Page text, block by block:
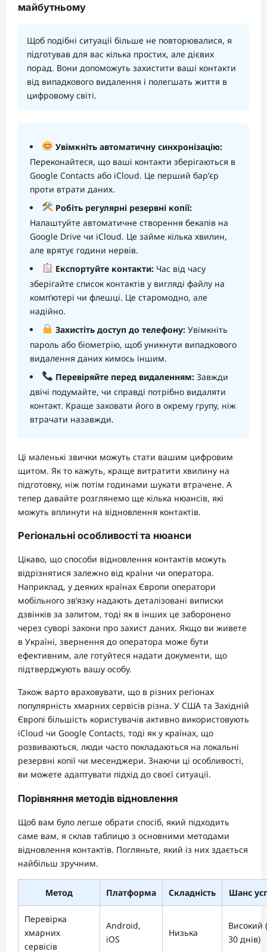
майбутньому
Щоб подібні ситуації більше не повторювалися, я
підготував для вас кілька простих, але дієвих
порад. Вони допоможуть захистити ваші контакти
від випадкового видалення і полегшать життя в
цифровому світі.
Увімкніть автоматичну синхронізацію:
Переконайтеся, що ваші контакти зберігаються в
Google Contacts або iCloud. Це перший бар’єр
проти втрати даних.
Робіть регулярні резервні копії:
Налаштуйте автоматичне створення бекапів на
Google Drive чи iCloud. Це займе кілька хвилин,
але врятує години нервів.
Експортуйте контакти: Час від часу
зберігайте список контактів у вигляді файлу на
комп’ютері чи флешці. Це старомодно, але
надійно.
Захистіть доступ до телефону: Увімкніть
пароль або біометрію, щоб уникнути випадкового
видалення даних кимось іншим.
Перевіряйте перед видаленням: Завжди
двічі подумайте, чи справді потрібно видаляти
контакт. Краще заховати його в окрему групу, ніж
втрачати назавжди.
Ці маленькі звички можуть стати вашим цифровим
щитом. Як то кажуть, краще витратити хвилину на
підготовку, ніж потім годинами шукати втрачене. А
тепер давайте розглянемо ще кілька нюансів, які
можуть вплинути на відновлення контактів.
Регіональні особливості та нюанси
Цікаво, що способи відновлення контактів можуть
відрізнятися залежно від країни чи оператора.
Наприклад, у деяких країнах Європи оператори
мобільного зв’язку надають деталізовані виписки
дзвінків за запитом, тоді як в інших це заборонено
через суворі закони про захист даних. Якщо ви живете
в Україні, звернення до оператора може бути
ефективним, але готуйтеся надати документи, що
підтверджують вашу особу.
Також варто враховувати, що в різних регіонах
популярність хмарних сервісів різна. У США та Західній
Європі більшість користувачів активно використовують
iCloud чи Google Contacts, тоді як у країнах, що
розвиваються, люди часто покладаються на локальні
резервні копії чи месенджери. Знаючи ці особливості,
ви можете адаптувати підхід до своєї ситуації.
Порівняння методів відновлення
Щоб вам було легше обрати спосіб, який підходить
саме вам, я склав таблицю з основними методами
відновлення контактів. Погляньте, який із них здається
найбільш зручним.
Метод Платформа Складність Шанс
Перевірка
хмарних
сервісів
Android,
iOS
Низька
Високий
30 днів)